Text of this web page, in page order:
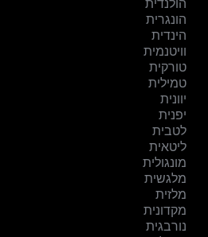
הולנדית
הונגרית
הינדית
וויטנמית
טורקית
טמילית
יוונית
יפנית
לטבית
ליטאית
מונגולית
מלגשית
מלזית
מקדונית
נורבגית